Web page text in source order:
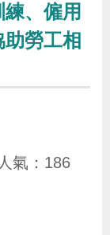
、僱用
勞工相
氣：186